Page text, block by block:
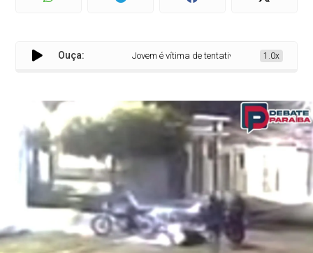
Ouça: Jovem é vítima de tentativa de latrocínio
1.0x